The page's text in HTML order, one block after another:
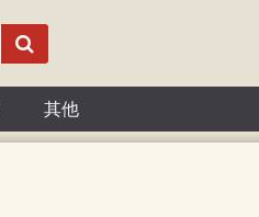
其他